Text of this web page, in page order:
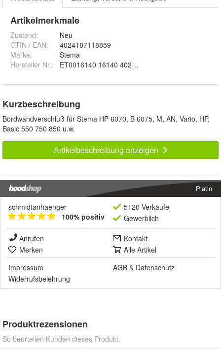
Artikelmerkmale
Zustand:
Neu
GTIN / EAN:
4024187118859
Marke:
Stema
Hersteller Nr.:
ET0016140 16140 4024187118859
Kurzbeschreibung
Bordwandverschluß für Stema HP 6070, B 6075, M, AN, Vario, HP,
Basic 550 750 850 u.w.
Artikelbeschreibung anzeigen
Platin
schmidtanhaenger
100% positiv
5120 Verkäufe
Gewerblich
Anrufen
Kontakt
Merken
Alle Artikel
Impressum
AGB & Datenschutz
Widerrufsbelehrung
Produktrezensionen
So beurteilen Kunden dieses Produkt.